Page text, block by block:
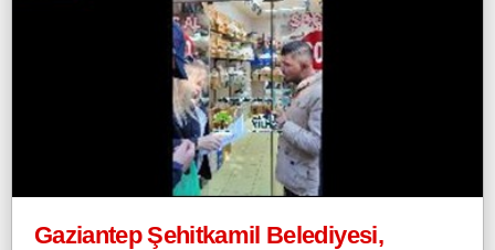
Gaziantep Şehitkamil Belediyesi,